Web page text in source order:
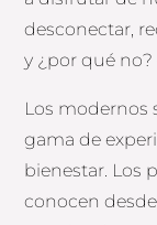
desconectar,
y ¿por qué
Los modernos
gama de
bienestar. Los
conocen